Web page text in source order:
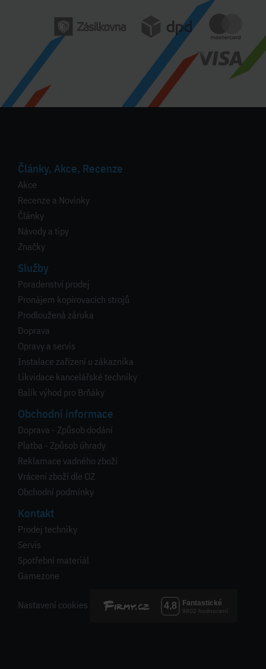
Články, Akce, Recenze
Akce
Recenze a Novinky
Články
Návody a tipy
Značky
Služby
Poradenství prodej
Pronájem kopírovacích strojů
Prodloužená záruka
Doprava
Opravy a servis
Instalace zařízení u zákazníka
Likvidace kancelářské techniky
Balík výhod pro Brňáky
Obchodní informace
Doprava - Způsob dodání
Platba - Způsob úhrady
Reklamace vadného zboží
Vrácení zboží dle OZ
Obchodní podmínky
Kontakt
Prodej techniky
Servis
Spotřební materiál
Gamezone
Nastavení cookies